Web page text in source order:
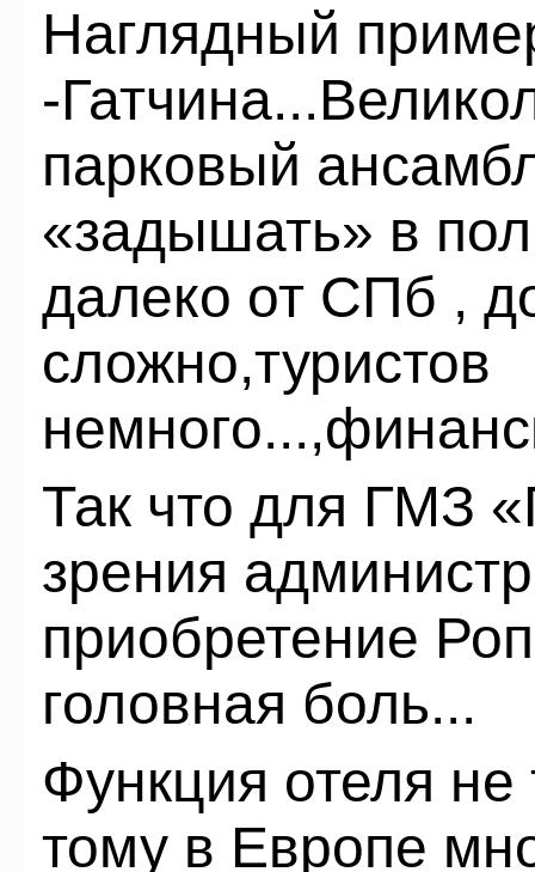
Наглядный
-
парковый
«задышать» в
далеко от СПб ,
сложно,туристов
Так что для ГМЗ
зрения
приобретение
головная боль...
Функция отеля
тому в Европе